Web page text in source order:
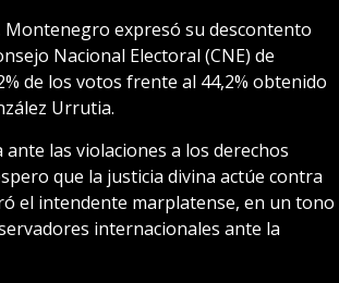
Montenegro expresó su descontento
Nacional Electoral (CNE) de
de los votos frente al 44,2% obtenido
Urrutia.
las violaciones a los derechos
que la justicia divina actúe contra
el intendente marplatense, en un tono
internacionales ante la